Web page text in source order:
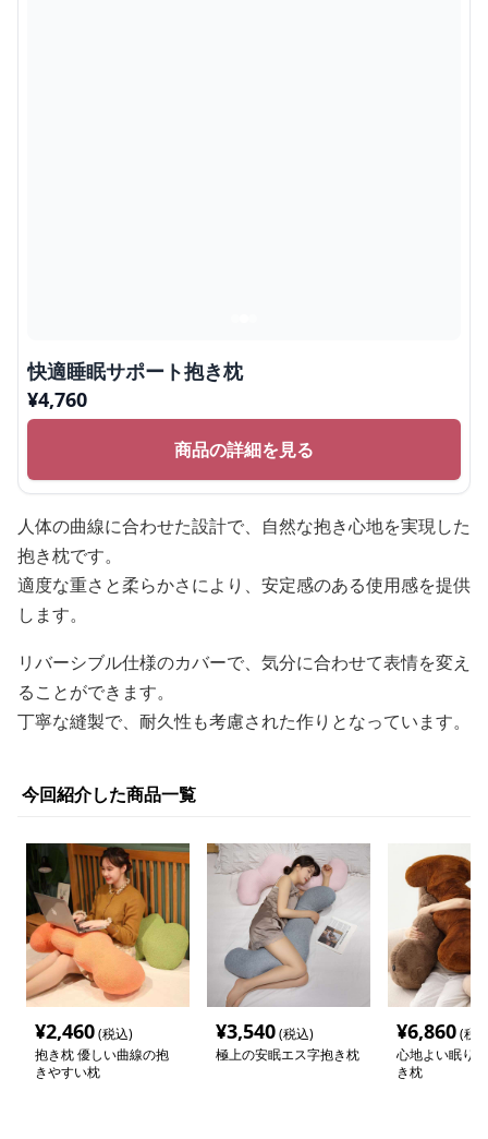
快適睡眠サポート抱き枕
¥4,760
商品の詳細を見る
人体の曲線に合わせた設計で、自然な抱き心地を実現した
抱き枕です。
適度な重さと柔らかさにより、安定感のある使用感を提供
します。
リバーシブル仕様のカバーで、気分に合わせて表情を変え
ることができます。
丁寧な縫製で、耐久性も考慮された作りとなっています。
今回紹介した商品一覧
¥2,460(税込)
抱き枕 優しい曲線の抱
きやすい枕
¥3,540(税込)
極上の安眠エス字抱き枕
¥6,860(税
心地よい眠り
き枕